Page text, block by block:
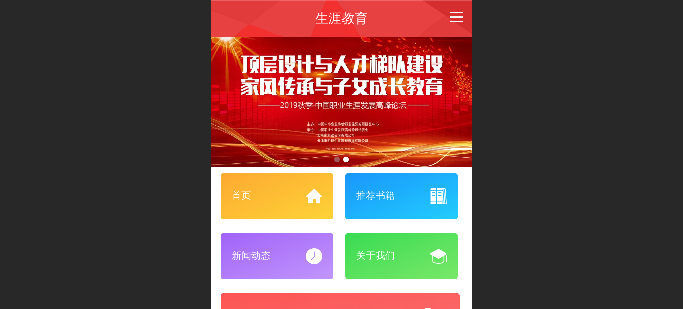
生涯教育
首页 推荐书籍
新闻动态 关于我们